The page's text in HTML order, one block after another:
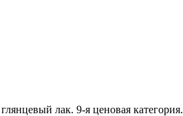
лак. 9-я ценовая категория.